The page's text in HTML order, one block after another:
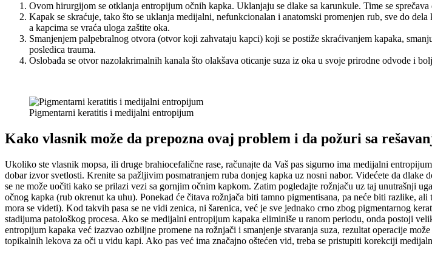
Ovom hirurgijom se otklanja entropijum očnih kapka. Uklanjaju se dlake sa karunkule. Time se sprečava
Kapak se skraćuje, tako što se uklanja medijalni, nefunkcionalan i anatomski promenjen rub, sve do
a kapcima se vraća uloga zaštite oka.
Smanjenjem palpebralnog otvora (otvor koji zahvataju kapci) koji se postiže skraćivanjem kapaka,
posledica trauma.
Oslobađa se otvor nazolakrimalnih kanala što olakšava oticanje suza iz oka u svoje prirodne odvode i
Pigmentarni keratitis i medijalni entropijum
Kako vlasnik može da prepozna ovaj problem i da požuri sa
Ukoliko ste vlasnik mopsa, ili druge brahiocefalične rase, računajte da Vaš pas sigurno ima medijalni
dobar izvor svetlosti. Krenite sa pažljivim posmatranjem ruba donjeg kapka uz nosni nabor. Videćete da
se ne može uočiti kako se prilazi vezi sa gornjim očnim kapkom. Zatim pogledajte rožnjaču uz taj unutrašnji
očnog kapka (rub okrenut ka uhu). Ponekad će čitava rožnjača biti tamno pigmentisana, pa neće biti razlike,
mora se videti). Kod takvih pasa se ne vidi zenica, ni šarenica, već je sve jednako crno zbog pigmentarnog
stadijuma patološkog procesa. Ako se medijalni entropijum kapaka eliminiše u ranom periodu, onda postoji
entropijum kapaka već izazvao ozbiljne promene na rožnjači i smanjenje stvaranja suza, rezultat operacije
topikalnih lekova za oči u vidu kapi. Ako pas već ima značajno oštećen vid, treba se pristupiti korekciji